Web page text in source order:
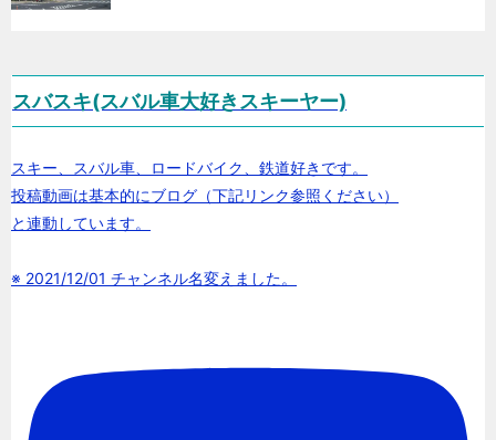
スバスキ(スバル車大好きスキーヤー)
スキー、スバル車、ロードバイク、鉄道好きです。
投稿動画は基本的にブログ（下記リンク参照ください）
と連動しています。
※ 2021/12/01 チャンネル名変えました。